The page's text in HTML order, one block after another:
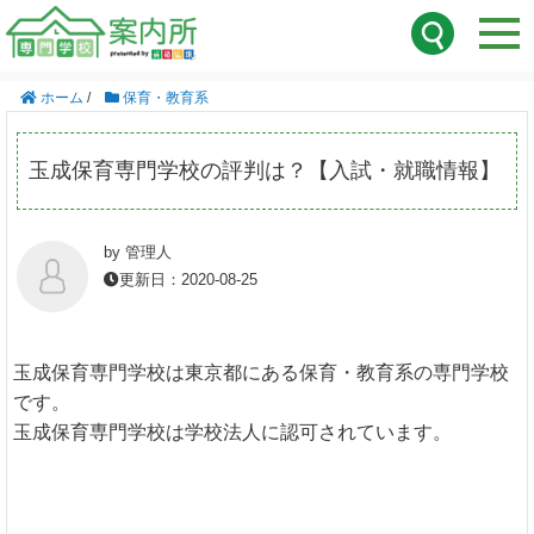
ホーム / 保育・教育系
玉成保育専門学校の評判は？【入試・就職情報】
by 管理人
更新日：2020-08-25
玉成保育専門学校は東京都にある保育・教育系の専門学校
です。
玉成保育専門学校は学校法人に認可されています。